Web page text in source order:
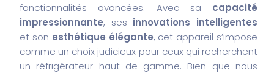
fonctionnalités avancées. Avec sa capacité
impressionnante, ses innovations intelligentes
et son esthétique élégante, cet appareil s’impose
comme un choix judicieux pour ceux qui recherchent
un réfrigérateur haut de gamme. Bien que nous